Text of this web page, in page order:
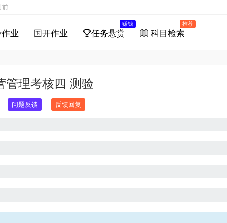
作业 国开作业 任务悬赏
赚钱
科目检索
推荐
管理考核四 测验
问题反馈 反馈回复
前
前
前
前
前